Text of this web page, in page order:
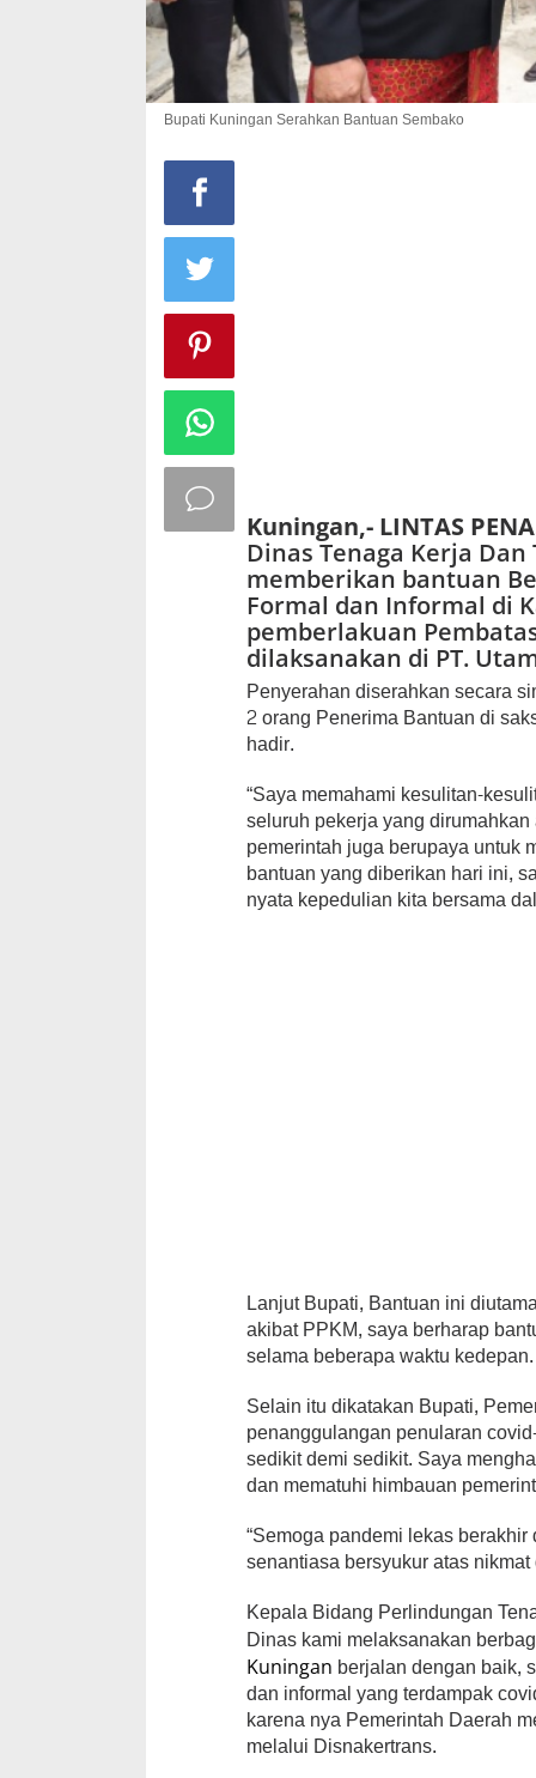
Bupati Kuningan Serahkan Bantuan Sembako
Kuningan,- LINTAS PENA
Dinas Tenaga Kerja
memberikan bantuan
Formal dan Informal di
pemberlakuan
dilaksanakan di PT.
Penyerahan diserahkan secara
2 orang Penerima Bantuan di
hadir.
“Saya memahami kesulitan-
seluruh pekerja yang
pemerintah juga berupaya untuk
bantuan yang diberikan hari ini,
nyata kepedulian kita bersama
Lanjut Bupati, Bantuan ini
akibat PPKM, saya berharap
selama beberapa waktu kedepan.
Selain itu dikatakan Bupati,
penanggulangan penularan
sedikit demi sedikit. Saya
dan mematuhi himbauan
“Semoga pandemi lekas
senantiasa bersyukur atas
Kepala Bidang Perlindungan
Dinas kami melaksanakan
Kuningan berjalan dengan baik,
dan informal yang terdampak
karena nya Pemerintah Daerah
melalui Disnakertrans.